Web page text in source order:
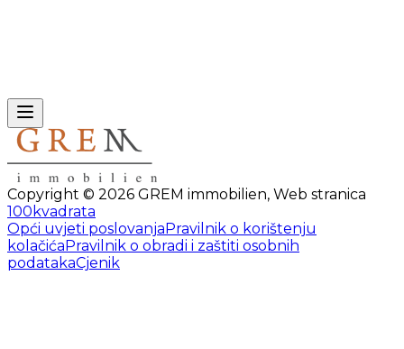
Copyright © 2026 GREM immobilien, Web stranica
100kvadrata
Opći uvjeti poslovanjaPravilnik o korištenju
kolačićaPravilnik o obradi i zaštiti osobnih
podatakaCjenik